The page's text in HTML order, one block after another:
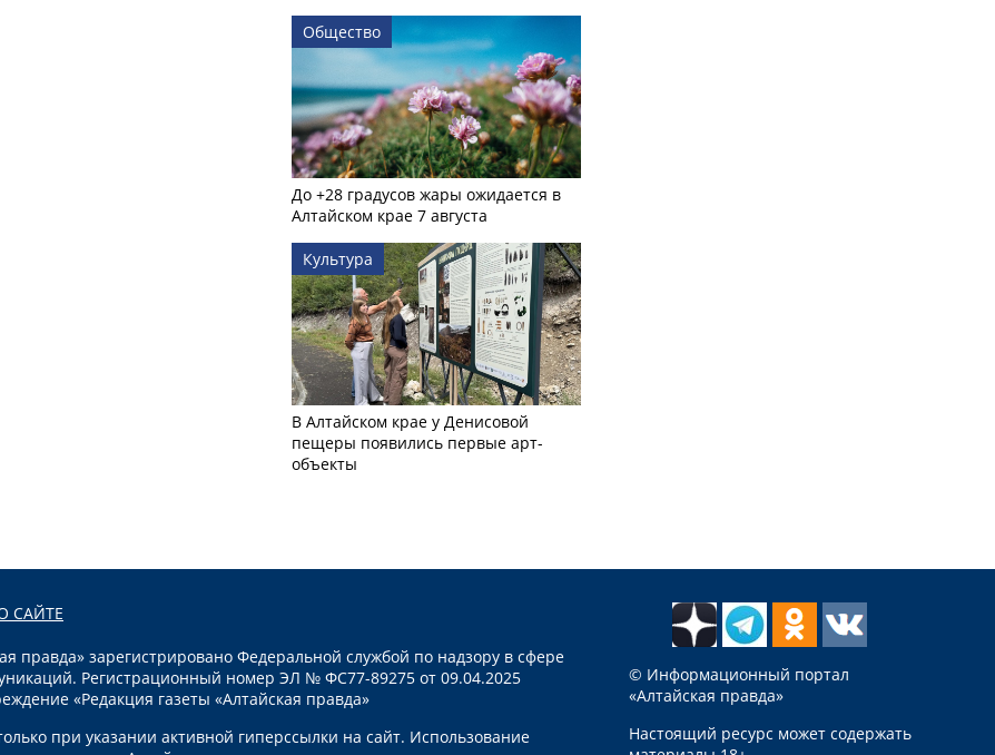
Общество
До +28 градусов жары ожидается в
Алтайском крае 7 августа
Культура
В Алтайском крае у Денисовой
пещеры появились первые арт-
объекты
САЙТЕ
правда» зарегистрировано Федеральной службой по надзору в сфере
Регистрационный номер ЭЛ № ФС77-89275 от 09.04.2025
«Редакция газеты «Алтайская правда»
при указании активной гиперссылки на сайт. Использование
© Информационный портал
«Алтайская правда»
Настоящий ресурс может содержать